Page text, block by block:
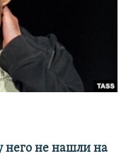
него не нашли на